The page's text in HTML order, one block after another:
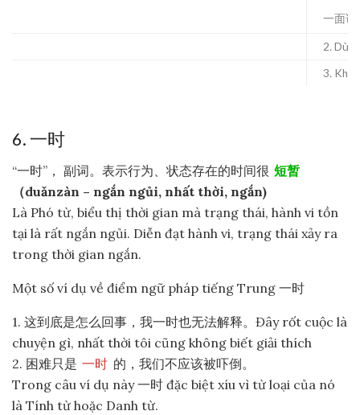
一面说
2.
3.
6. 一时
“一时”， 副词。表示行为、状态存在的时间很 短暂
（duǎnzàn – ngắn ngủi, nhất thời, ngắn)
Là Phó từ, biểu thị thời gian mà trạng thái, hành vi tồn
tại là rất ngắn ngủi. Diễn đạt hành vi, trạng thái xảy ra
trong thời gian ngắn.
Một số ví dụ về điểm ngữ pháp tiếng Trung 一时
1. 这到底是怎么回事，我一时也无法解释。Đây rốt cuộc là
chuyện gì, nhất thời tôi cũng không biết giải thích
2. 困难只是 一时 的，我们不应该被吓倒。
Trong câu ví dụ này 一时 đặc biệt xíu vì từ loại của nó
là Tính từ hoặc Danh từ.